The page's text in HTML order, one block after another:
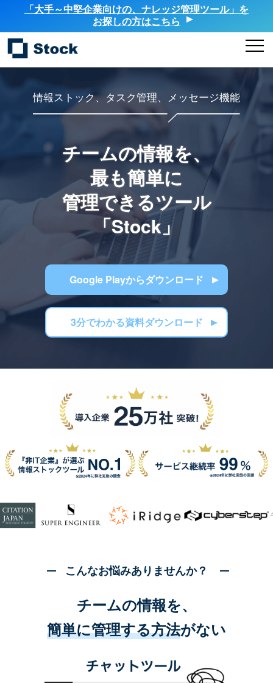
「大手～中堅企業向けの、ナレッジ管理ツール」を
お探しの方はこちら
情報ストック、タスク管理、メッセージ機能
チームの情報を、
最も簡単に
管理できるツール
「Stock」
Google Playからダウンロード
3分でわかる資料ダウンロード
こんなお悩みありませんか？
チームの情報を、
簡単に管理する方法がない